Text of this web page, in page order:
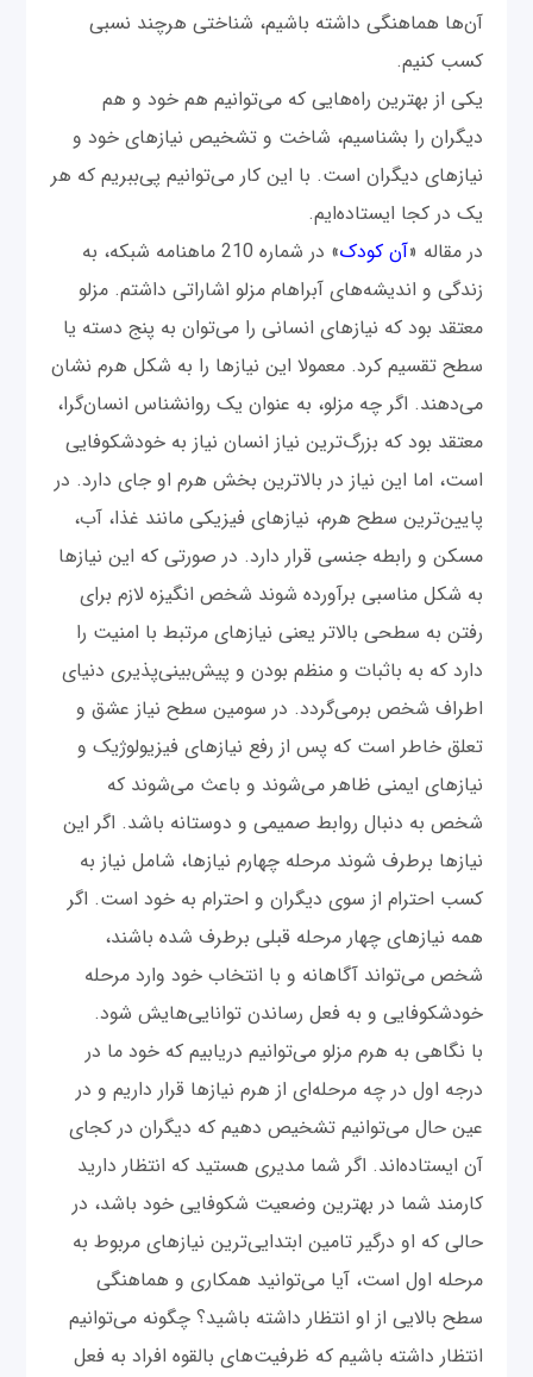
آن‌ها هماهنگی داشته باشیم، شناختی هرچند نسبی
کسب کنیم.
یکی از بهترین راه‌هایی که می‌توانیم هم خود و هم
دیگران را بشناسیم، شاخت و تشخیص نیازهای خود و
نیازهای دیگران است. با این کار می‌توانیم پی‌ببریم که هر
یک در کجا ایستاده‌ایم.
در مقاله «آن کودک
» در شماره 210 ماهنامه شبکه، به
زندگی و اندیشه‌های آبراهام مزلو اشاراتی داشتم. مزلو
معتقد بود که نیازهای انسانی را می‌توان به پنج دسته یا
سطح تقسیم کرد. معمولا این نیازها را به شکل هرم نشان
می‌دهند. اگر چه مزلو، به عنوان یک روانشناس انسان‌گرا،
معتقد بود که بزرگ‌ترین نیاز انسان نیاز به خودشکوفایی
است، اما این نیاز در بالاترین بخش هرم او جای دارد. در
پایین‌ترین سطح هرم، نیازهای فیزیکی مانند غذا، آب،
مسکن و رابطه جنسی قرار دارد. در صورتی که این نیازها
به شکل مناسبی برآورده شوند شخص انگیزه لازم برای
رفتن به سطحی بالاتر یعنی نیازهای مرتبط با امنیت را
دارد که به باثبات و منظم بودن و پیش‌بینی‌پذیری دنیای
اطراف شخص برمی‌گردد. در سومین سطح نیاز عشق و
تعلق خاطر است که پس از رفع نیازهای فیزیولوژیک و
نیازهای ایمنی ظاهر می‌شوند و باعث می‌شوند که
شخص به دنبال روابط صمیمی و دوستانه باشد. اگر این
نیازها برطرف شوند مرحله چهارم نیازها، شامل نیاز به
کسب احترام از سوی دیگران و احترام به خود است. اگر
همه نیازهای چهار مرحله قبلی برطرف شده باشند،
شخص می‌تواند آگاهانه و با انتخاب خود وارد مرحله
خودشکوفایی و به فعل رساندن توانایی‌هایش شود.
با نگاهی به هرم مزلو می‌توانیم دریابیم که خود ما در
درجه اول در چه مرحله‌ای از هرم نیازها قرار داریم و در
عین حال می‌توانیم تشخیص دهیم که دیگران در کجای
آن ایستاده‌اند. اگر شما مدیری هستید که انتظار دارید
کارمند شما در بهترین وضعیت شکوفایی خود باشد، در
حالی که او درگیر تامین ابتدایی‌ترین نیازهای مربوط به
مرحله اول است، آیا می‌توانید همکاری و هماهنگی
سطح بالایی از او انتظار داشته باشید؟ چگونه می‌توانیم
انتظار داشته باشیم که ظرفیت‌های بالقوه افراد به فعل